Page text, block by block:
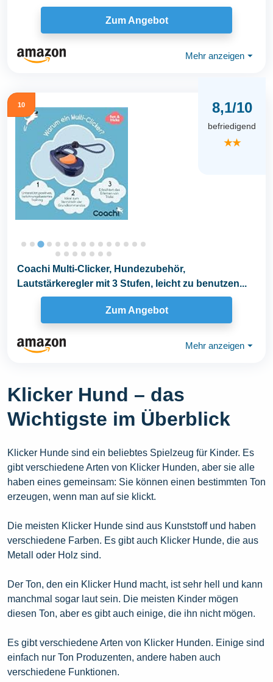
Zum Angebot
Mehr anzeigen ⏷
10 8,1/10
befriedigend
★★
Coachi Multi-Clicker, Hundezubehör,
Lautstärkeregler mit 3 Stufen, leicht zu benutzen...
Zum Angebot
Mehr anzeigen ⏷
Klicker Hund – das
Wichtigste im Überblick
Klicker Hunde sind ein beliebtes Spielzeug für Kinder. Es
gibt verschiedene Arten von Klicker Hunden, aber sie alle
haben eines gemeinsam: Sie können einen bestimmten Ton
erzeugen, wenn man auf sie klickt.
Die meisten Klicker Hunde sind aus Kunststoff und haben
verschiedene Farben. Es gibt auch Klicker Hunde, die aus
Metall oder Holz sind.
Der Ton, den ein Klicker Hund macht, ist sehr hell und kann
manchmal sogar laut sein. Die meisten Kinder mögen
diesen Ton, aber es gibt auch einige, die ihn nicht mögen.
Es gibt verschiedene Arten von Klicker Hunden. Einige sind
einfach nur Ton Produzenten, andere haben auch
verschiedene Funktionen.